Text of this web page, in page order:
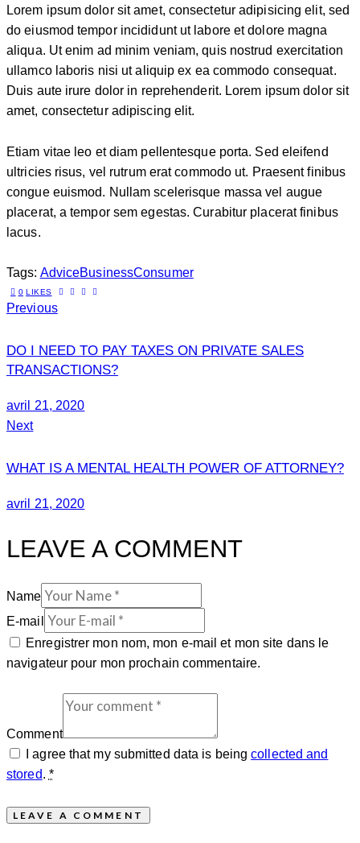
clita
kasd
gubergren,
no
sea
sanctus
labore
et
dolore.
By
Kevin
Lorem ipsum dolor sit amet, consectetur adipisicing elit, sed
do eiusmod tempor incididunt ut labore et dolore magna
aliqua. Ut enim ad minim veniam, quis nostrud exercitation
ullamco laboris nisi ut aliquip ex ea commodo consequat.
Duis aute irure dolor in reprehenderit. Lorem ipsum dolor sit
amet, consectetur adipiscing elit.
Etiam vitae leo et diam pellentesque porta. Sed eleifend
ultricies risus, vel rutrum erat commodo ut. Praesent finibus
congue euismod. Nullam scelerisque massa vel augue
placerat, a tempor sem egestas. Curabitur placerat finibus
lacus.
Tags: AdviceBusinessConsumer
0 LIKES
Previous
DO I NEED TO PAY TAXES ON PRIVATE SALES
TRANSACTIONS?
avril 21, 2020
Next
WHAT IS A MENTAL HEALTH POWER OF ATTORNEY?
avril 21, 2020
LEAVE A COMMENT
Name
E-mail
Enregistrer mon nom, mon e-mail et mon site dans le
navigateur pour mon prochain commentaire.
Comment
I agree that my submitted data is beingcollected and
stored. *